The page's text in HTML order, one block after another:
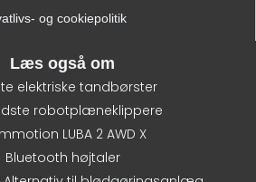
og cookiepolitik
Læs også om
elektriske tandbørster
robotplæneklippere
LUBA 2 AWD X
Bluetooth højtaler